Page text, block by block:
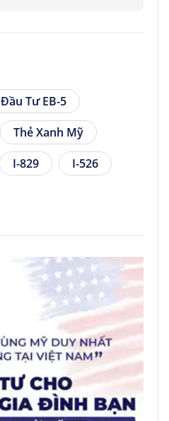
Đầu Tư EB-5
Thẻ Xanh Mỹ
I-829
I-526